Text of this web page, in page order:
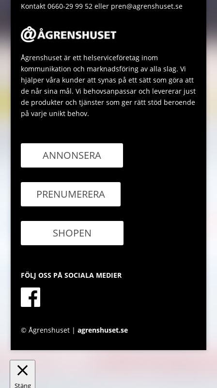
Kontakt 0660-29 99 52 eller pren@agrenshuset.se
Ågrenshuset är ett helserviceföretag inom
kommunikation och marknadsföring av alla slag. Vi
hjälper våra kunder att synas på ett sätt som göra att
de når sina mål. Vi behovsanpassar och levererar just
de produkter och tjänster som ger rätt stöd beroende
på varje unikt behov.
ANNONSERA
PRENUMERERA
SHOPEN
FÖLJ OSS PÅ SOCIALA MEDIER
© Ågrenshuset | agrenshuset.se
Stäng